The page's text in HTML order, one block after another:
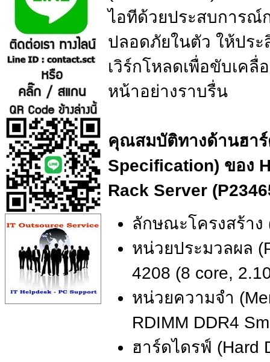
ไอทีด้วยประสบการณ์
ปลอดภัยในตัว ให้ปร
เวิร์กโหลดเพื่อขับเค
หน้าอย่างราบรื่น
คุณสมบัติทางด้านฮาร์
Specification) ของ
Rack Server
ลักษณะโครงสร้าง
หน่วยประมวลผล
4208 (8 core,
หน่วยความจำ
RDIMM DDR4
ฮาร์ดไดรฟ์ (Hard